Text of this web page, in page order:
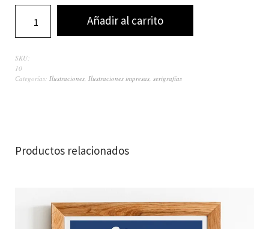
Añadir al carrito
SKU:
10
Categorías: Ilustraciones, Ilustraciones impresas, serigrafías
Productos relacionados